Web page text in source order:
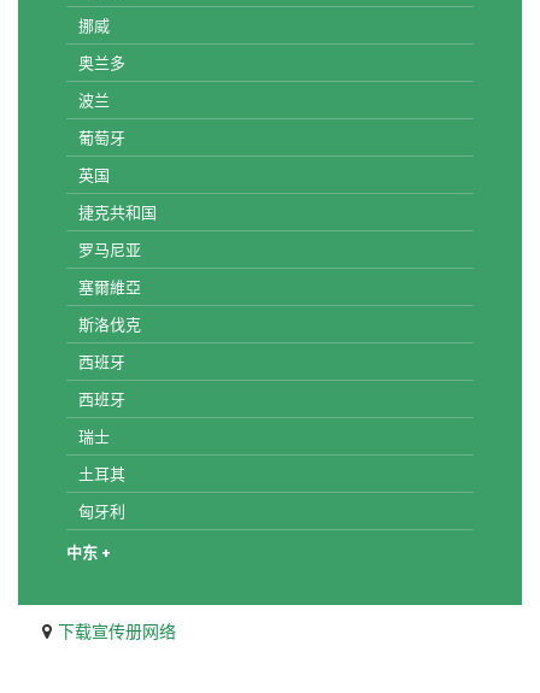
挪威
奥兰多
波兰
葡萄牙
英国
捷克共和国
罗马尼亚
塞爾維亞
斯洛伐克
西班牙
西班牙
瑞士
土耳其
匈牙利
中东 +
下载宣传册网络